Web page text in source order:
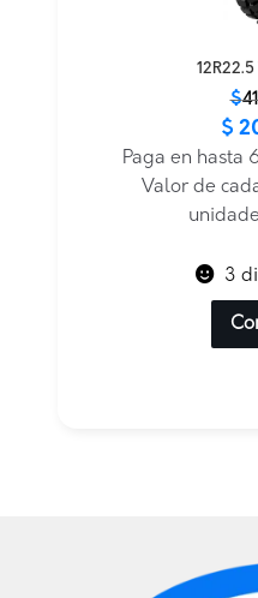
$
original
actual
$
Paga en hasta
Valor de
3